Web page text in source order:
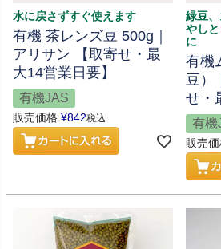
水に戻さずすぐ使えます
有機 茶レンズ豆 500g｜
アリサン 【取寄せ・最
大14営業日要】
有機JAS
販売価格 ¥842税込
緑豆
やし
に
有機
豆）
せ・
有機
販売